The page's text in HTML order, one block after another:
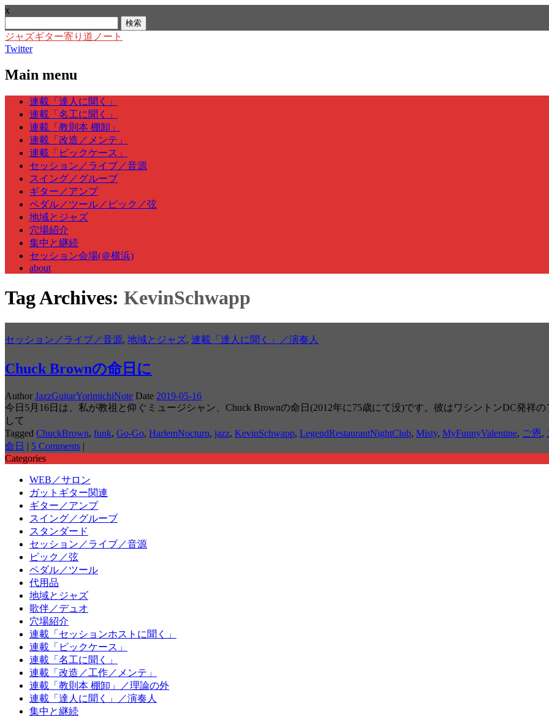
x
索:
ジャズギター寄り道ノート
Twitter
Main menu
Skip
content
連載「達人に聞く」
連載「名工に聞く」
連載「教則本 棚卸」
連載「改造／メンテ」
連載「ピックケース」
セッション／ライブ／音源
スイング／グルーブ
ギター／アンプ
ペダル／ツール／ピック／弦
地域とジャズ
穴場紹介
集中と継続
セッション会場(＠横浜)
about
Tag Archives: KevinSchwapp
セッション／ライブ／音源, 地域とジャズ, 連載「達人に聞く」／演奏人
Chuck Brownの命日に
Author JazzGuitarYorimichiNote Date 2019-05-16
今日5月16日は、私が教祖と仰ぐミュージシャン、Chuck Brownの命日(2012年に75歳にて没)です。彼はワシントンDC発祥の
して
Tagged ChuckBrown, funk, Go-Go, HarlemNocturn, jazz, KevinSchwapp, LegendRestaurantNightClub, Misty, MyFunnyValentine, ご恩,
命日 | 5 Comments |
Categories
WEB／サロン
ガットギター関連
ギター／アンプ
スイング／グルーブ
スタンダード
セッション／ライブ／音源
ピック／弦
ペダル／ツール
代用品
地域とジャズ
歌伴／デュオ
穴場紹介
連載「セッションホストに聞く」
連載「ピックケース」
連載「名工に聞く」
連載「改造／工作／メンテ」
連載「教則本 棚卸」／理論の外
連載「達人に聞く」／演奏人
集中と継続